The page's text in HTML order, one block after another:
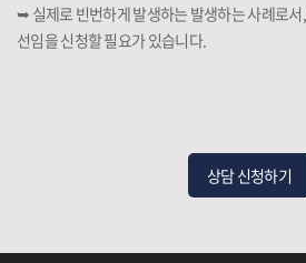
➥ 실제로 빈번하게 발생하는 발생하는 사례로서
선임을 신청할 필요가 있습니다.
상담 신청하기